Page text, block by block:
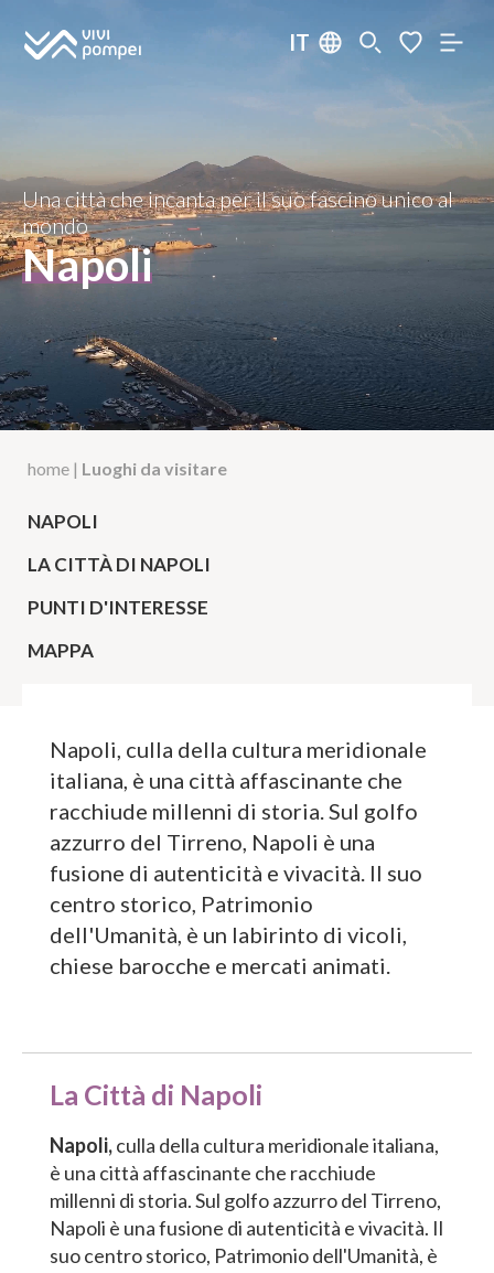
IT
Una città che incanta per il suo fascino unico al
mondo
Napoli
home | Luoghi da visitare
NAPOLI
LA CITTÀ DI NAPOLI
PUNTI D'INTERESSE
MAPPA
Napoli, culla della cultura meridionale
italiana, è una città affascinante che
racchiude millenni di storia. Sul golfo
azzurro del Tirreno, Napoli è una
fusione di autenticità e vivacità. Il suo
centro storico, Patrimonio
dell'Umanità, è un labirinto di vicoli,
chiese barocche e mercati animati.
La Città di Napoli
Napoli,culla della cultura meridionale italiana,
è una città affascinante che racchiude
millenni di storia. Sul golfo azzurro del Tirreno,
Napoli è una fusione di autenticità e vivacità. Il
suo centro storico, Patrimonio dell'Umanità, è